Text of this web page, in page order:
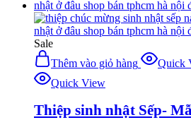
Sale
Thêm vào giỏ hàng
Quick
Quick View
Thiệp sinh nhật Sếp-